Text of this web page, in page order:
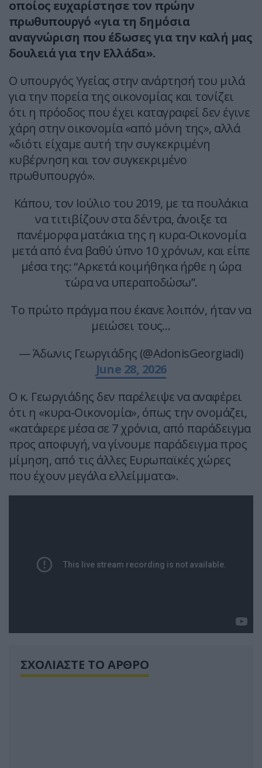
οποίος ευχαρίστησε τον πρώην
πρωθυπουργό «για τη δημόσια
αναγνώριση που έδωσες για την καλή μας
δουλειά για την Ελλάδα».
Ο υπουργός Υγείας στην ανάρτησή του μιλά
για την πορεία της οικονομίας και τονίζει
ότι η πρόοδος που έχει καταγραφεί δεν έγινε
χάρη στην οικονομία «από μόνη της», αλλά
«διότι είχαμε αυτή την συγκεκριμένη
κυβέρνηση και τον συγκεκριμένο
πρωθυπουργό».
Κάπου, τον Ιούλιο του 2019, με τα πουλάκια
να τιτιβίζουν στα δέντρα, άνοιξε τα
πανέμορφα ματάκια της η κυρα-Οικονομία
μετά από ένα βαθύ ύπνο 10 χρόνων, και είπε
μέσα της: “Αρκετά κοιμήθηκα ήρθε η ώρα
τώρα να υπεραποδώσω”.
Το πρώτο πράγμα που έκανε λοιπόν, ήταν να
μειώσει τους…
— Άδωνις Γεωργιάδης (@AdonisGeorgiadi)
June 28, 2026
Ο κ. Γεωργιάδης δεν παρέλειψε να αναφέρει
ότι η «κυρα-Οικονομία», όπως την ονομάζει,
«κατάφερε μέσα σε 7 χρόνια, από παράδειγμα
προς αποφυγή, να γίνουμε παράδειγμα προς
μίμηση, από τις άλλες Ευρωπαϊκές χώρες
που έχουν μεγάλα ελλείμματα».
ΣΧΟΛΙΑΣΤΕ ΤΟ ΑΡΘΡΟ